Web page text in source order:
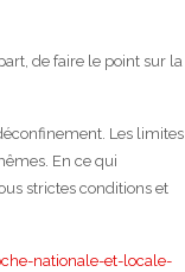
de faire le point sur la
Les limites
En ce qui
strictes conditions et
nationale-et-locale-